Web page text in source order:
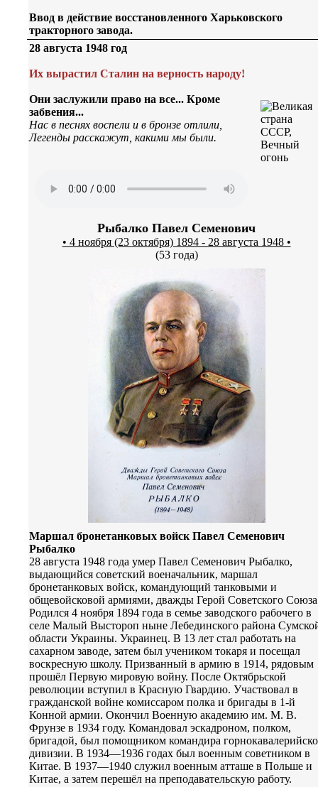
Ввод в действие восстановленного Харьковского
тракторного завода.
28 августа 1948 год
Их вырастил Сталин на верность народу!
Они заслужили право на все... Кроме
забвения...
Нас в песнях воспели и в бронзе отлили,
Легенды расскажут, какими мы были.
Рыбалко Павел Семенович
• 4 ноября (23 октября) 1894 - 28 августа 1948 •
(53 года)
Маршал бронетанковых войск Павел Семенович
Рыбалко
28 августа 1948 года умер Павел Семенович Рыбалко,
выдающийся советский военачальник, маршал
бронетанковых войск, командующий танковыми и
общевойсковой армиями, дважды Герой Советского
Родился 4 ноября 1894 года в семье заводского рабочего в
селе Малый Выстороп ныне Лебединского района
области Украины. Украинец. В 13 лет стал работать на
сахарном заводе, затем был учеником токаря и посещал
воскресную школу. Призванный в армию в 1914, рядовым
прошёл Первую мировую войну. После Октябрьской
революции вступил в Красную Гвардию. Участвовал в
гражданской войне комиссаром полка и бригады в 1-й
Конной армии. Окончил Военную академию им. М. В.
Фрунзе в 1934 году. Командовал эскадроном, полком,
бригадой, был помощником командира
дивизии. В 1934—1936 годах был военным советником в
Китае. В 1937—1940 служил военным атташе в Польше и
Китае, а затем перешёл на преподавательскую работу.